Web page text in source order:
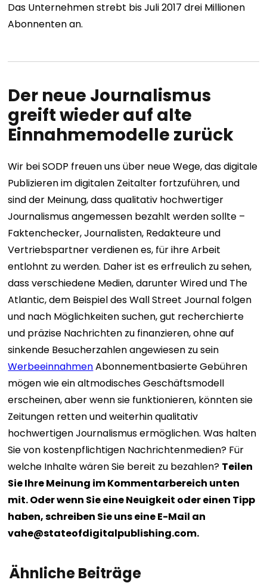
Das Unternehmen strebt bis Juli 2017 drei Millionen
Abonnenten an.
Der neue Journalismus
greift wieder auf alte
Einnahmemodelle zurück
Wir bei SODP freuen uns über neue Wege, das digitale
Publizieren im digitalen Zeitalter fortzuführen, und
sind der Meinung, dass qualitativ hochwertiger
Journalismus angemessen bezahlt werden sollte –
Faktenchecker, Journalisten, Redakteure und
Vertriebspartner verdienen es, für ihre Arbeit
entlohnt zu werden. Daher ist es erfreulich zu sehen,
dass verschiedene Medien, darunter Wired und The
Atlantic, dem Beispiel des Wall Street Journal folgen
und nach Möglichkeiten suchen, gut recherchierte
und präzise Nachrichten zu finanzieren, ohne auf
sinkende Besucherzahlen angewiesen zu sein
WerbeeinnahmenAbonnementbasierte Gebühren
mögen wie ein altmodisches Geschäftsmodell
erscheinen, aber wenn sie funktionieren, könnten sie
Zeitungen retten und weiterhin qualitativ
hochwertigen Journalismus ermöglichen. Was halten
Sie von kostenpflichtigen Nachrichtenmedien? Für
welche Inhalte wären Sie bereit zu bezahlen? Teilen
Sie Ihre Meinung im Kommentarbereich unten
mit. Oder wenn Sie eine Neuigkeit oder einen Tipp
haben, schreiben Sie uns eine E-Mail an
vahe@stateofdigitalpublishing.com.
Ähnliche Beiträge